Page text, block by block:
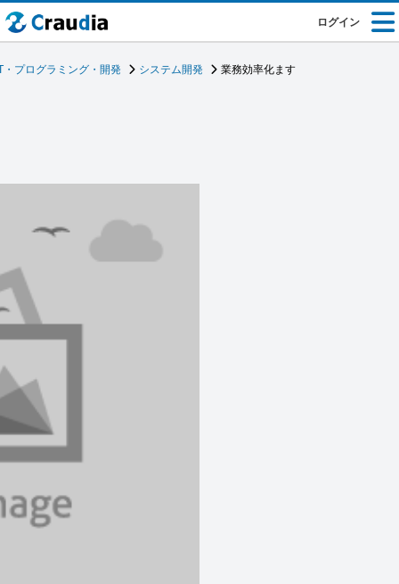
ログイン
・プログラミング・開発 システム開発 業務効率化ます